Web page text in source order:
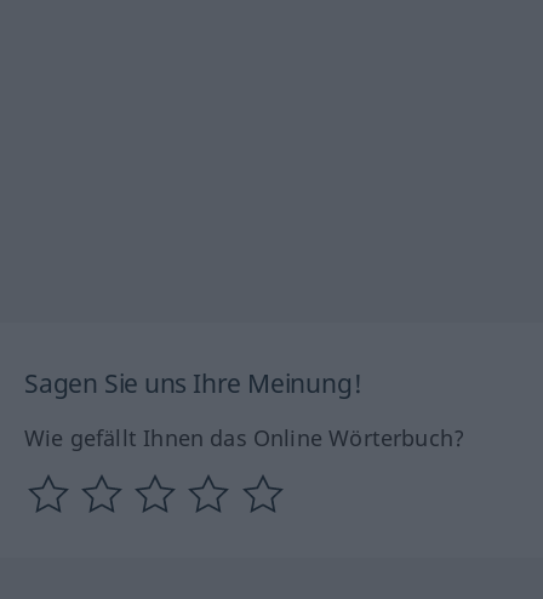
Sagen Sie uns Ihre Meinung!
Wie gefällt Ihnen das Online Wörterbuch?